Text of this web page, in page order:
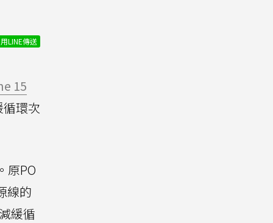
用LINE傳送
15
環次
原PO
線的
緩循